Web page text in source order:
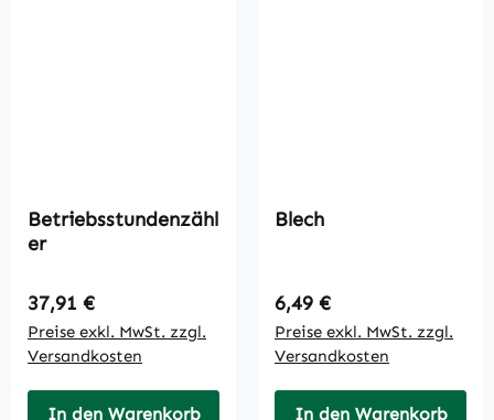
Betriebsstundenzähl
er
Regulärer Preis:
37,91 €
Preise exkl. MwSt. zzgl.
Versandkosten
In den Warenkorb
Blech
Regulärer Preis:
6,49 €
Preise exkl. MwSt. zzgl.
Versandkosten
In den Warenkorb